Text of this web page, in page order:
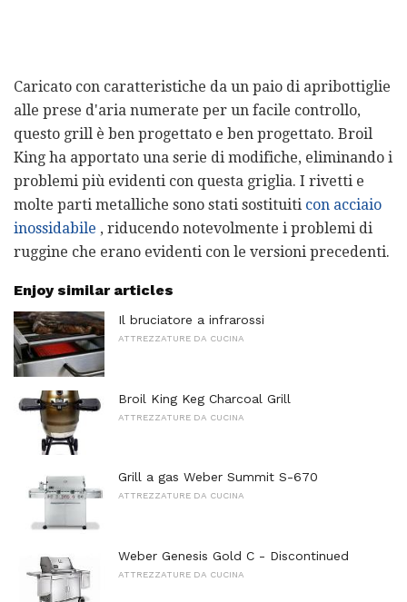
Caricato con caratteristiche da un paio di apribottiglie
alle prese d'aria numerate per un facile controllo,
questo grill è ben progettato e ben progettato. Broil
King ha apportato una serie di modifiche, eliminando i
problemi più evidenti con questa griglia. I rivetti e
molte parti metalliche sono stati sostituiti con acciaio
inossidabile , riducendo notevolmente i problemi di
ruggine che erano evidenti con le versioni precedenti.
Enjoy similar articles
Il bruciatore a infrarossi
ATTREZZATURE DA CUCINA
Broil King Keg Charcoal Grill
ATTREZZATURE DA CUCINA
Grill a gas Weber Summit S-670
ATTREZZATURE DA CUCINA
Weber Genesis Gold C - Discontinued
ATTREZZATURE DA CUCINA